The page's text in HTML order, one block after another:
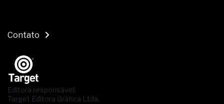
Contato
Editora responsável:
Target Editora Gráfica Ltda.